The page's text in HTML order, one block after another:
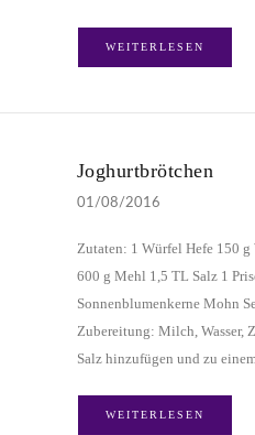
WEITERLESEN
Joghurtbrötchen
01/08/2016
Zutaten: 1 Würfel Hefe 150
600 g Mehl 1,5 TL Salz 1
Sonnenblumenkerne Mohn
Zubereitung: Milch, Wasser,
Salz hinzufügen und zu
WEITERLESEN